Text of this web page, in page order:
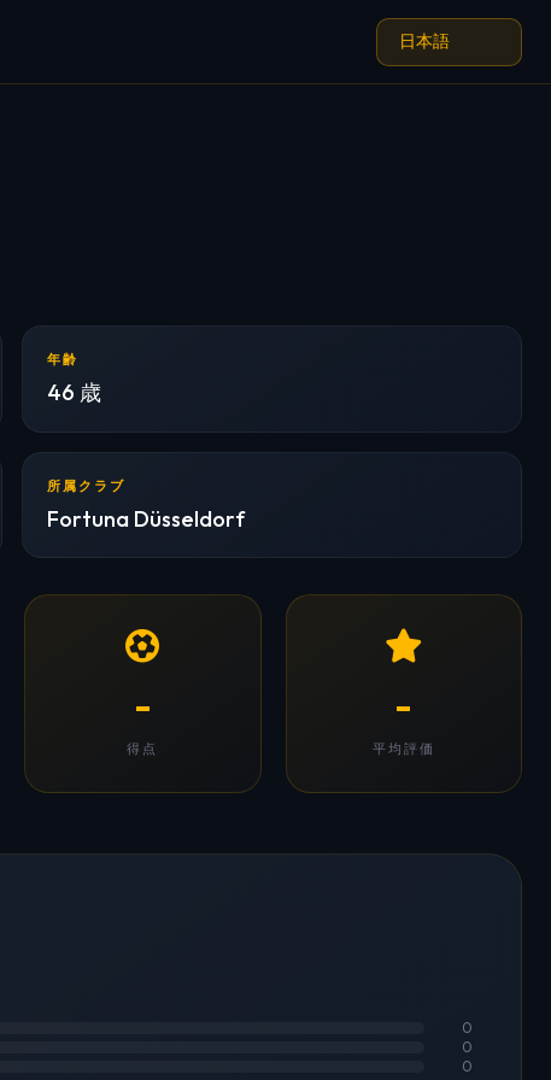
年齢
46 歳
所属クラブ
Fortuna Düsseldorf
-
得点
-
平均評価
0
0
0